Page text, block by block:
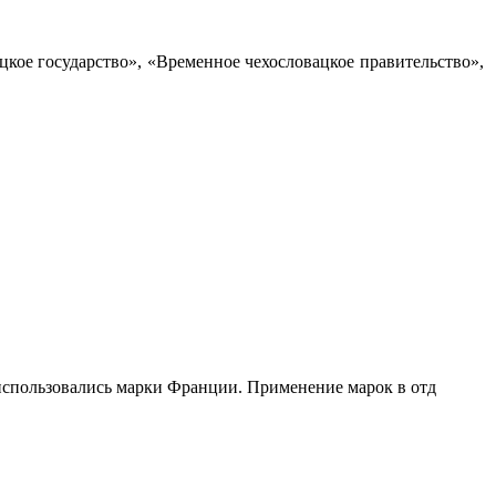
государство», «Временное чехословацкое правитель­ство»,
марки Франции. Применение марок в отд